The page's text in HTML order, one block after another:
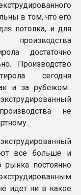
в том, что его
потолка, и для
достаточно
Производство
сегодня
и за рубежом.
не
все больше и
постоянно
идет ни в какое